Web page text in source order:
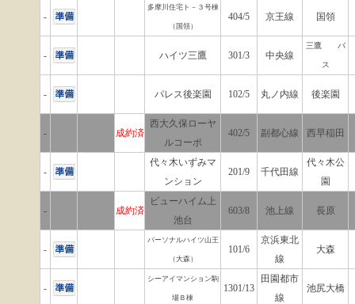
-
多摩川住宅ト－３号棟
（国領）
404/5 京王線 国領
- ハイツ三鷹 301/3 中央線
三鷹 バ
ス
- パレス後楽園 102/5 丸ノ内線 後楽園
- 成約済
西大久保ローヤ
ルコーポ
402/5 副都心線 西早稲田
-
代々木いずみマ
ンション
201/9 千代田線
代々木公
園
- 成約済
ビューハイム上
池台
603/8 池上線 長原
-
パーソナルハイツ山王
（大森）
101/6
京浜東北
線
大森
-
シーアイマンション駒
場Ｂ棟
1301/13
田園都市
線
池尻大橋